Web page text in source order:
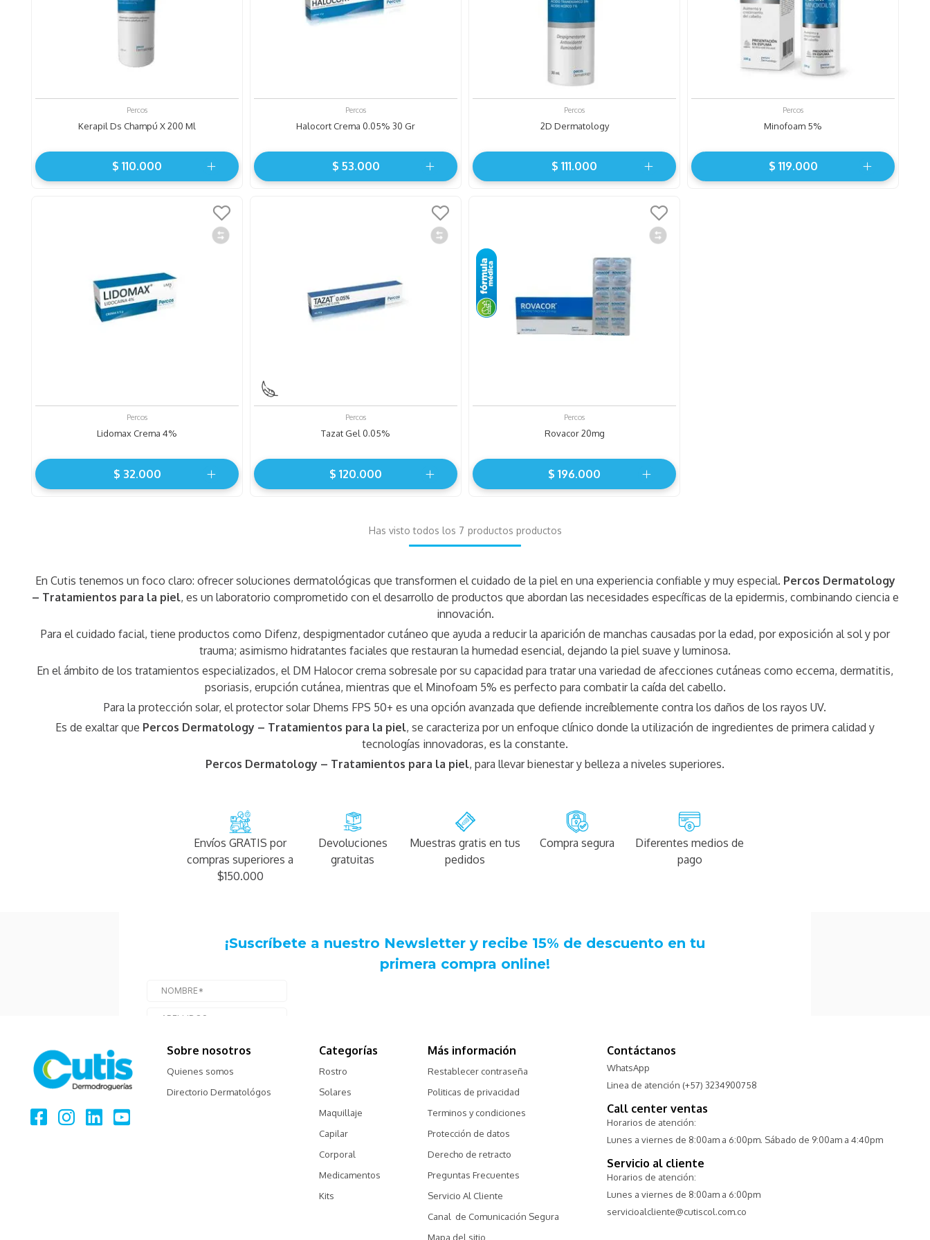
Percos
Kerapil Ds Champú X 200 Ml
$ 110.000
Percos
Halocort Crema 0.05% 30 Gr
$ 53.000
Percos
2D Dermatology
$ 111.000
Percos
Minofoam 5%
$ 119.000
Percos
Lidomax Crema 4%
$ 32.000
Percos
Tazat Gel 0.05%
$ 120.000
Percos
Rovacor 20mg
$ 196.000
Has visto todos los 7 productos
En Cutis tenemos un foco claro: ofrecer soluciones dermatológicas que transformen el cuidado de la piel en una experiencia confiable y muy especial. Percos Dermatology
– Tratamientos para la piel, es un laboratorio comprometido con el desarrollo de productos que abordan las necesidades específicas de la epidermis, combinando ciencia e
innovación.
Para el cuidado facial, tiene productos como Difenz, despigmentador cutáneo que ayuda a reducir la aparición de manchas causadas por la edad, por exposición al sol y por
trauma; asimismo hidratantes faciales que restauran la humedad esencial, dejando la piel suave y luminosa.
En el ámbito de los tratamientos especializados, el DM Halocor crema sobresale por su capacidad para tratar una variedad de afecciones cutáneas como eccema, dermatitis,
psoriasis, erupción cutánea, mientras que el Minofoam 5% es perfecto para combatir la caída del cabello.
Para la protección solar, el protector solar Dhems FPS 50+ es una opción avanzada que defiende increíblemente contra los daños de los rayos UV.
Es de exaltar que Percos Dermatology – Tratamientos para la piel, se caracteriza por un enfoque clínico donde la utilización de ingredientes de primera calidad y
tecnologías innovadoras, es la constante.
Percos Dermatology – Tratamientos para la piel, para llevar bienestar y belleza a niveles superiores.
Envíos GRATIS por
compras superiores a
$150.000
Devoluciones
gratuitas
Muestras gratis en tus
pedidos
Compra segura
Diferentes medios de
pago
Sobre nosotros
Quienes somos
Directorio Dermatológos
Categorías
Rostro
Solares
Maquillaje
Capilar
Corporal
Medicamentos
Kits
Más información
Restablecer contraseña
Politicas de privacidad
Terminos y condiciones
Protección de datos
Derecho de retracto
Preguntas Frecuentes
Servicio Al Cliente
Canal  de Comunicación Segura
Mapa del sitio
Contáctanos
WhatsApp
Linea de atención (+57) 3234900758
Call center ventas
Horarios de atención:
Lunes a viernes de 8:00am a 6:00pm. Sábado de 9:00am a 4:40pm
Servicio al cliente
Horarios de atención:
Lunes a viernes de 8:00am a 6:00pm
servicioalcliente@cutiscol.com.co